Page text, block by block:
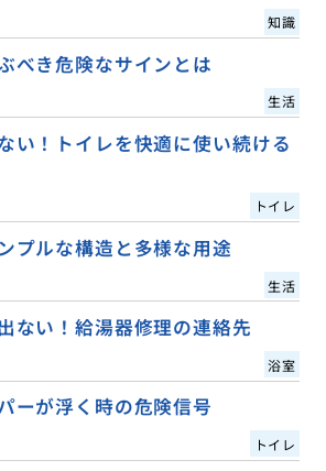
知識
べき危険なサインとは
生活
い！トイレを快適に使い続ける
トイレ
プルな構造と多様な用途
生活
ない！給湯器修理の連絡先
浴室
ーが浮く時の危険信号
トイレ